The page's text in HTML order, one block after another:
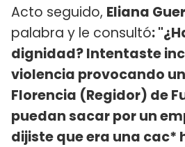
Acto seguido, Eliana
palabra y le consultó:
dignidad? Intentaste
violencia provocando
Florencia (Regidor) de
puedan sacar por un
dijiste que era una cac*